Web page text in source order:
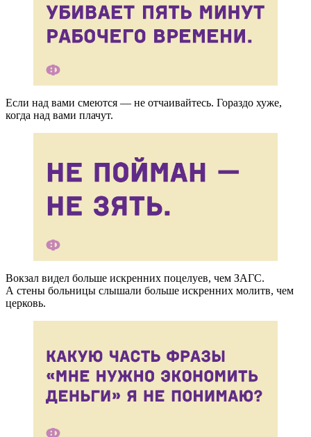
Если над вами смеются — не отчаивайтесь. Гораздо хуже,
когда над вами плачут.
Вокзал видел больше искренних поцелуев, чем ЗАГС.
А стены больницы слышали больше искренних молитв, чем
церковь.